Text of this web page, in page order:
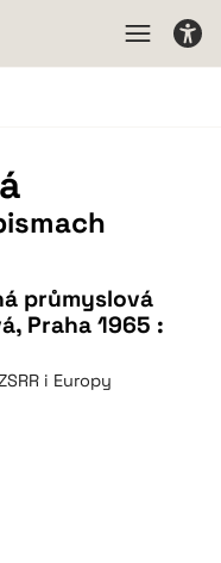
průmyslová
Praha 1965 :
i Europy